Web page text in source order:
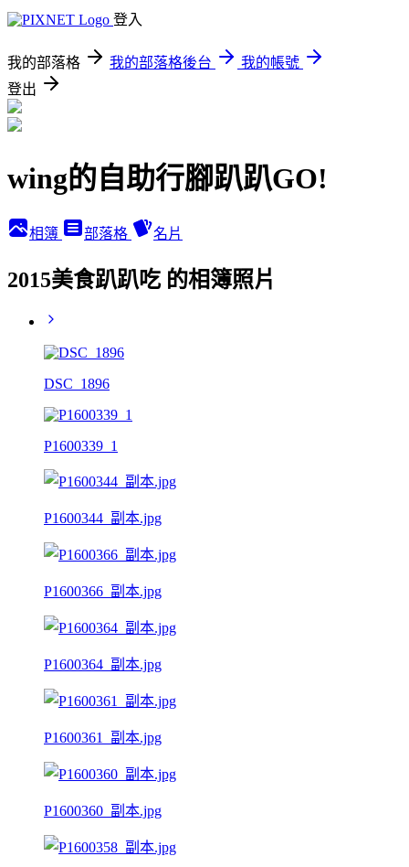
登入
我的部落格 我的部落格後台
我的帳號
登出
wing的自助行腳趴趴GO!
相簿 部落格 名片
2015美食趴趴吃 的相簿照片
DSC_1896
P1600339_1
P1600344_副本.jpg
P1600366_副本.jpg
P1600364_副本.jpg
P1600361_副本.jpg
P1600360_副本.jpg